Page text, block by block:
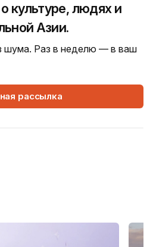
культуре, людях и
Азии.
шума. Раз в неделю — в ваш
рассылка